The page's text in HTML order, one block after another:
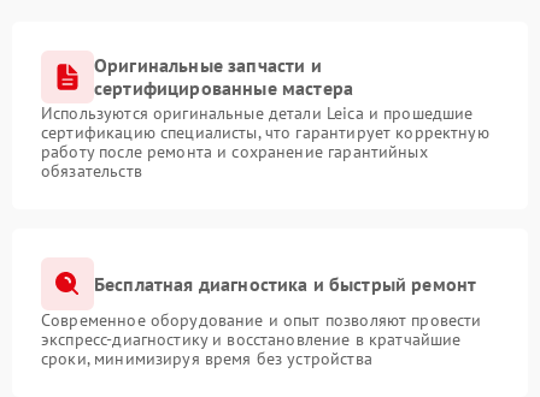
Оригинальные запчасти и
сертифицированные мастера
Используются оригинальные детали Leica и прошедшие
сертификацию специалисты, что гарантирует корректную
работу после ремонта и сохранение гарантийных
обязательств
Бесплатная диагностика и быстрый ремонт
Современное оборудование и опыт позволяют провести
экспресс-диагностику и восстановление в кратчайшие
сроки, минимизируя время без устройства